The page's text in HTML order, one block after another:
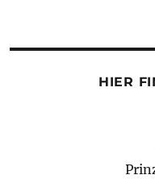
HIER